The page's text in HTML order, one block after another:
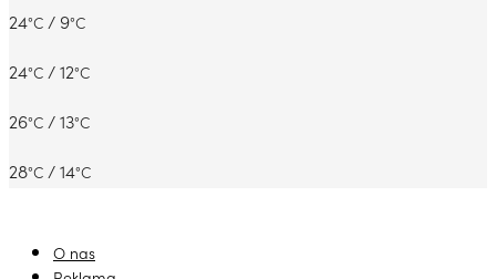
24°C / 9°C
24°C / 12°C
26°C / 13°C
28°C / 14°C
O nas